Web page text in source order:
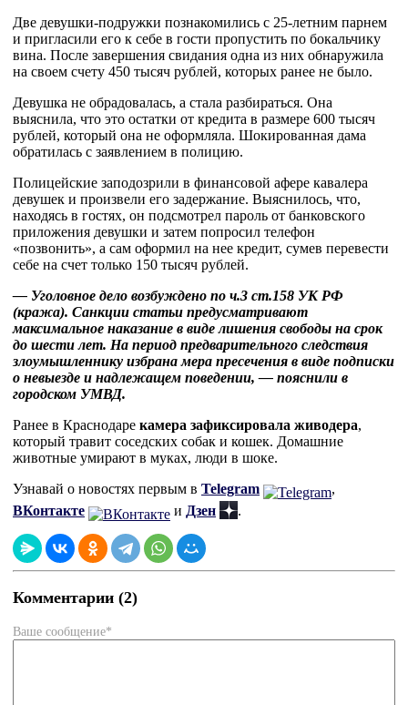
Две девушки-подружки познакомились с 25-летним парнем
и пригласили его к себе в гости пропустить по бокальчику
вина. После завершения свидания одна из них обнаружила
на своем счету 450 тысяч рублей, которых ранее не было.
Девушка не обрадовалась, а стала разбираться. Она
выяснила, что это остатки от кредита в размере 600 тысяч
рублей, который она не оформляла. Шокированная дама
обратилась с заявлением в полицию.
Полицейские заподозрили в финансовой афере кавалера
девушек и произвели его задержание. Выяснилось, что,
находясь в гостях, он подсмотрел пароль от банковского
приложения девушки и затем попросил телефон
«позвонить», а сам оформил на нее кредит, сумев перевести
себе на счет только 150 тысяч рублей.
— Уголовное дело возбуждено по ч.3 ст.158 УК РФ
(кража). Санкции статьи предусматривают
максимальное наказание в виде лишения свободы на срок
до шести лет. На период предварительного следствия
злоумышленнику избрана мера пресечения в виде подписки
о невыезде и надлежащем поведении, — пояснили в
городском УМВД.
Ранее в Краснодаре камера зафиксировала живодера,
который травит соседских собак и кошек. Домашние
животные умирают в муках, люди в шоке.
Узнавай о новостях первым в Telegram
,
ВКонтакте
и Дзен .
Комментарии (2)
Ваше сообщение*